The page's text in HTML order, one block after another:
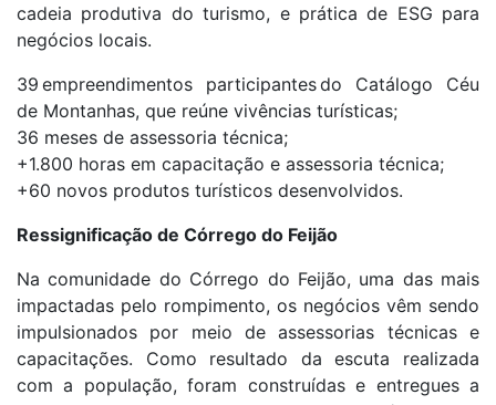
cadeia produtiva do turismo, e prática de ESG para
negócios locais.
39 empreendimentos participantes do Catálogo Céu
de Montanhas, que reúne vivências turísticas;
36 meses de assessoria técnica;
+1.800 horas em capacitação e assessoria técnica;
+60 novos produtos turísticos desenvolvidos.
Ressignificação de Córrego do Feijão
Na comunidade do Córrego do Feijão, uma das mais
impactadas pelo rompimento, os negócios vêm sendo
impulsionados por meio de assessorias técnicas e
capacitações. Como resultado da escuta realizada
com a população, foram construídas e entregues a